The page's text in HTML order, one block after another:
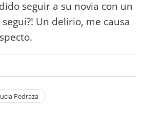
seguir a su novia con un
seguí?! Un delirio, me causa
Pedraza